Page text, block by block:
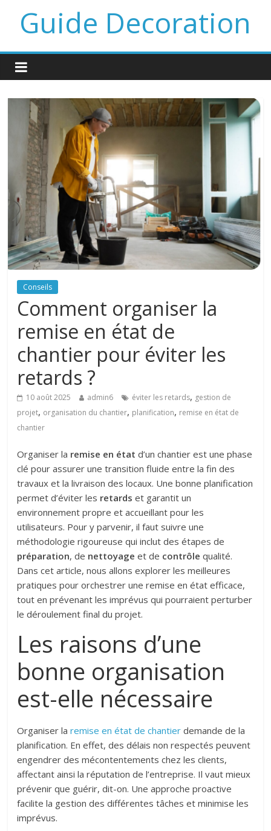
Guide Decoration
Conseils
Comment organiser la
remise en état de
chantier pour éviter les
retards ?
10 août 2025 admin6 éviter les retards, gestion de
projet, organisation du chantier, planification, remise en état de
chantier
Organiser la remise en état d’un chantier est une phase
clé pour assurer une transition fluide entre la fin des
travaux et la livraison des locaux. Une bonne planification
permet d’éviter les retards et garantit un
environnement propre et accueillant pour les
utilisateurs. Pour y parvenir, il faut suivre une
méthodologie rigoureuse qui inclut des étapes de
préparation, de nettoyage et de contrôle qualité.
Dans cet article, nous allons explorer les meilleures
pratiques pour orchestrer une remise en état efficace,
tout en prévenant les imprévus qui pourraient perturber
le déroulement final du projet.
Les raisons d’une
bonne organisation
est-elle nécessaire
Organiser laremise en état de chantier demande de la
planification. En effet, des délais non respectés peuvent
engendrer des mécontentements chez les clients,
affectant ainsi la réputation de l’entreprise. Il vaut mieux
prévenir que guérir, dit-on. Une approche proactive
facilite la gestion des différentes tâches et minimise les
imprévus.